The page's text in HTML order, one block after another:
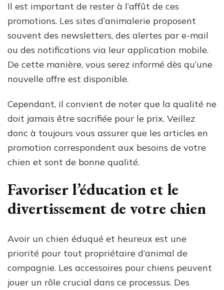
Il est important de rester à l’affût de ces
promotions. Les sites d’animalerie proposent
souvent des newsletters, des alertes par e-mail
ou des notifications via leur application mobile.
De cette manière, vous serez informé dès qu’une
nouvelle offre est disponible.
Cependant, il convient de noter que la qualité ne
doit jamais être sacrifiée pour le prix. Veillez
donc à toujours vous assurer que les articles en
promotion correspondent aux besoins de votre
chien et sont de bonne qualité.
Favoriser l’éducation et le
divertissement de votre chien
Avoir un chien éduqué et heureux est une
priorité pour tout propriétaire d’animal de
compagnie. Les accessoires pour chiens peuvent
jouer un rôle crucial dans ce processus. Des